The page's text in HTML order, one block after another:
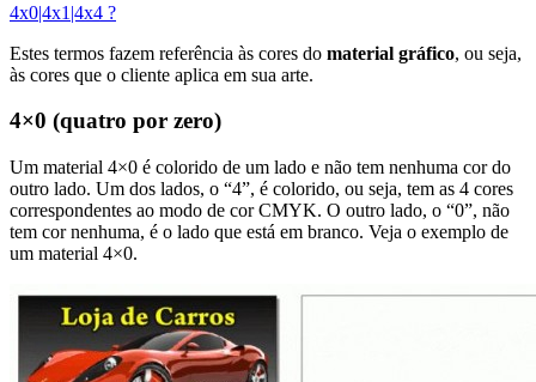
4x0|4x1|4x4 ?
Estes termos fazem referência às cores do material gráfico, ou seja,
às cores que o cliente aplica em sua arte.
4×0 (quatro por zero)
Um material 4×0 é colorido de um lado e não tem nenhuma cor do
outro lado. Um dos lados, o “4”, é colorido, ou seja, tem as 4 cores
correspondentes ao modo de cor CMYK. O outro lado, o “0”, não
tem cor nenhuma, é o lado que está em branco. Veja o exemplo de
um material 4×0.